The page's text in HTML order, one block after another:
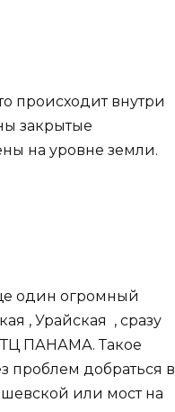
происходит внутри
закрытые
на уровне земли.
один огромный
, Урайская , сразу
ТЦ ПАНАМА. Такое
проблем добраться в
или мост на